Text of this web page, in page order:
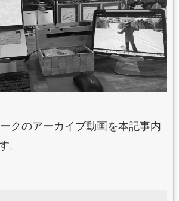
クのアーカイブ動画を本記事内